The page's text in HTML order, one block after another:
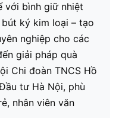
với bình giữ nhiệt
ký kim loại – tạo
nghiệp cho các
giải pháp quà
Chi đoàn TNCS Hồ
tư Hà Nội, phù
nhân viên văn